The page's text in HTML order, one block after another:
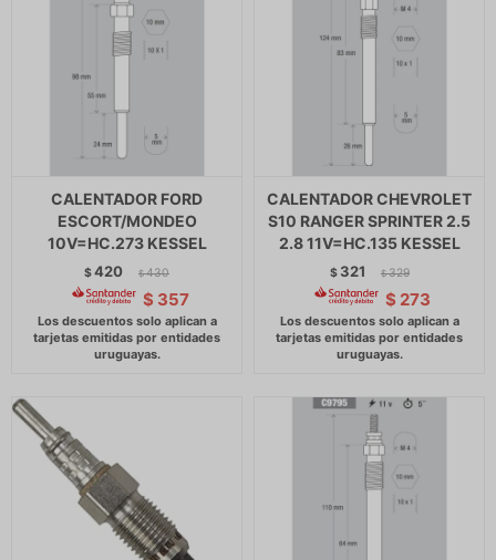
CALENTADOR FORD
ESCORT/MONDEO
10V=HC.273 KESSEL
$420 $ 430
$ 357
CALENTADOR CHEVROLET
S10 RANGER SPRINTER 2.5
2.8 11V=HC.135 KESSEL
$ 321 $ 329
$ 273